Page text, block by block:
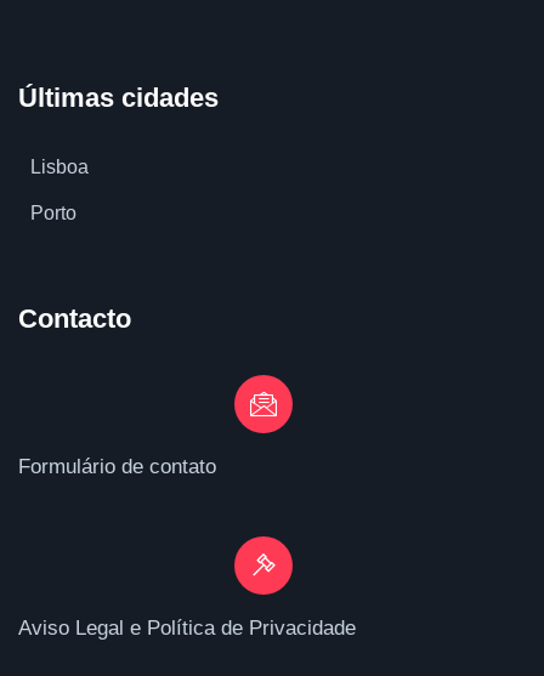
Últimas cidades
Lisboa
Porto
Contacto
Formulário de contato
Aviso Legal e Política de Privacidade